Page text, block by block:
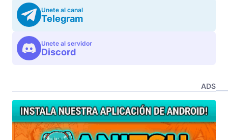
Unete al canal
Telegram
Unete al servidor
Discord
ADS